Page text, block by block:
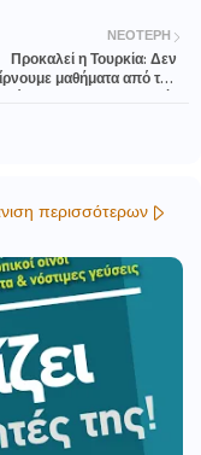
ΝΕΌΤΕΡΗ
Προκαλεί η Τουρκία: Δεν
μαθήματα από την
περισσότερων